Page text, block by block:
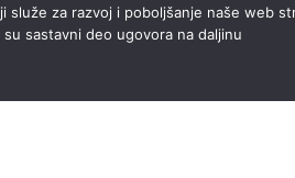
za razvoj i poboljšanje naše web
sastavni deo ugovora na daljinu